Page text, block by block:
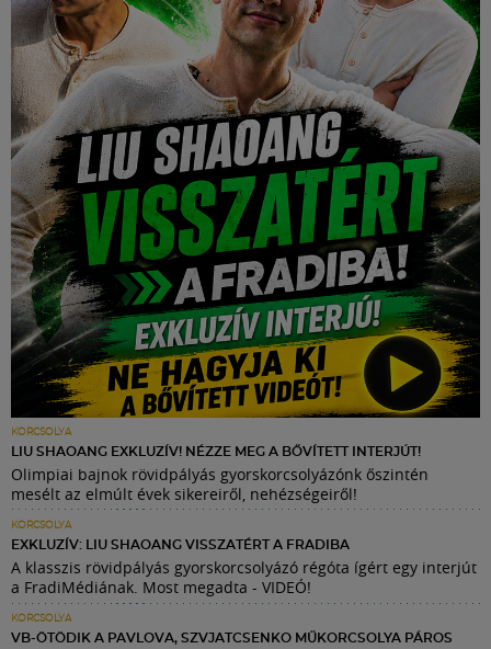
KORCSOLYA
LIU SHAOANG EXKLUZÍV! NÉZZE MEG A BŐVÍTETT INTERJÚT!
Olimpiai bajnok rövidpályás gyorskorcsolyázónk őszintén
mesélt az elmúlt évek sikereiről, nehézségeiről!
KORCSOLYA
EXKLUZÍV: LIU SHAOANG VISSZATÉRT A FRADIBA
A klasszis rövidpályás gyorskorcsolyázó régóta ígért egy interjút
a FradiMédiának. Most megadta - VIDEÓ!
KORCSOLYA
VB-ÖTÖDIK A PAVLOVA, SZVJATCSENKO MŰKORCSOLYA PÁROS